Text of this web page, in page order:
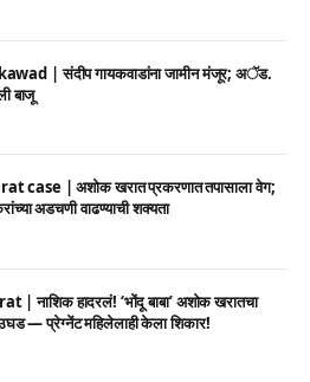
| संदीप गायकवाडांना जामीन मंजूर; अॅड.
बाजू
case | अशोक खरात प्रकरणात तपासाला वेग;
अडचणी वाढण्याची शक्यता
नाशिक हादरलं! ‘भोंदू बाबा’ अशोक खरातचा
— प्रेग्नेंट महिलेलाही केला शिकार!